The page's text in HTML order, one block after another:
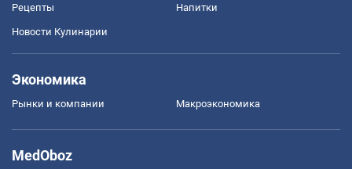
Рецепты Напитки
Новости Кулинарии
Экономика
Рынки и компании Mакроэкономика
MedOboz